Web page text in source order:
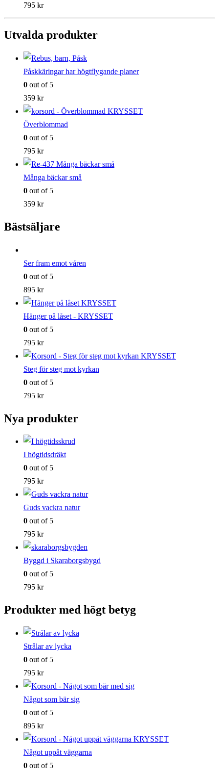
795 kr
Utvalda produkter
Påskkäringar har högtflygande planer
0 out of 5
359 kr
Överblommad
0 out of 5
795 kr
Många bäckar små
0 out of 5
359 kr
Bästsäljare
Ser fram emot våren
0 out of 5
895 kr
Hänger på låset - KRYSSET
0 out of 5
795 kr
Steg för steg mot kyrkan
0 out of 5
795 kr
Nya produkter
I högtidsdräkt
0 out of 5
795 kr
Guds vackra natur
0 out of 5
795 kr
Byggd i Skaraborgsbygd
0 out of 5
795 kr
Produkter med högt betyg
Strålar av lycka
0 out of 5
795 kr
Något som bär sig
0 out of 5
895 kr
Något uppåt väggarna
0 out of 5